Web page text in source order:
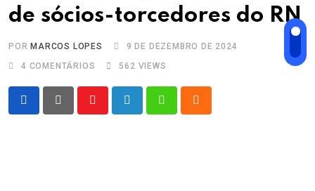
de sócios-torcedores do RN
POR MARCOS LOPES
9 DE DEZEMBRO DE 2024
4 COMENTÁRIOS 562 VIEWS